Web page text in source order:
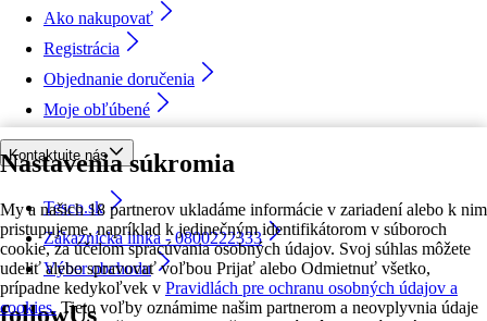
Nastavenia súkromia
My a našich 18 partnerov ukladáme informácie v zariadení alebo k nim
pristupujeme, napríklad k jedinečným identifikátorom v súboroch
cookie, za účelom spracúvania osobných údajov. Svoj súhlas môžete
udeliť alebo spravovať voľbou Prijať alebo Odmietnuť všetko,
prípadne kedykoľvek v Pravidlách pre ochranu osobných údajov a
cookies. Tieto voľby oznámime našim partnerom a neovplyvnia údaje
Ako nakupovať
Registrácia
Objednanie doručenia
Moje obľúbené
Kontaktujte nás
Tesco.sk
Zákaznícka linka - 0800222333
Výber obchodu
followUs